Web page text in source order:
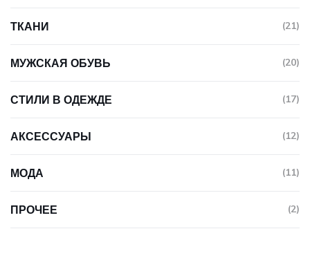
ТКАНИ (21)
МУЖСКАЯ ОБУВЬ (20)
СТИЛИ В ОДЕЖДЕ (17)
АКСЕССУАРЫ (12)
МОДА (11)
ПРОЧЕЕ (2)